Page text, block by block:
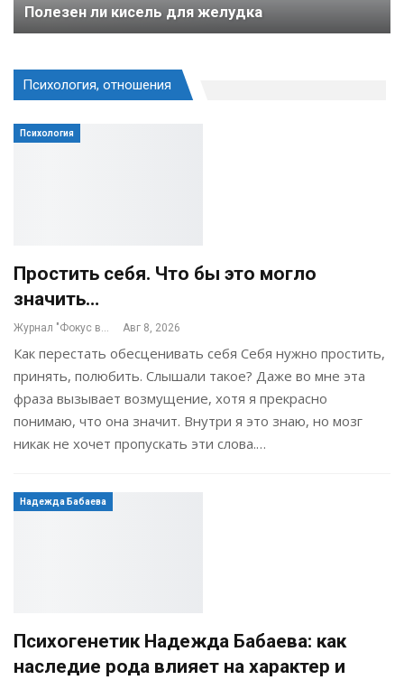
Полезен ли кисель для желудка
Психология, отношения
Психология
Простить себя. Что бы это могло
значить…
Авг 8, 2026
Как перестать обесценивать себя Себя нужно простить,
принять, полюбить. Слышали такое? Даже во мне эта
фраза вызывает возмущение, хотя я прекрасно
понимаю, что она значит. Внутри я это знаю, но мозг
никак не хочет пропускать эти слова.…
Надежда Бабаева
Психогенетик Надежда Бабаева: как
наследие рода влияет на характер и